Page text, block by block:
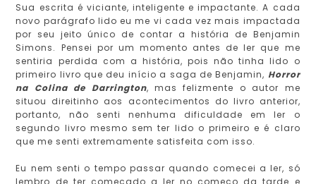
Sua escrita é viciante, inteligente e impactante. A cada
novo parágrafo lido eu me vi cada vez mais impactada
por seu jeito único de contar a história de Benjamin
Simons. Pensei por um momento antes de ler que me
sentiria perdida com a história, pois não tinha lido o
primeiro livro que deu início a saga de Benjamin, Horror
na Colina de Darrington, mas felizmente o autor me
situou direitinho aos acontecimentos do livro anterior,
portanto, não senti nenhuma dificuldade em ler o
segundo livro mesmo sem ter lido o primeiro e é claro
que me senti extremamente satisfeita com isso.
Eu nem senti o tempo passar quando comecei a ler, só
lembro de ter começado a ler no começo da tarde e